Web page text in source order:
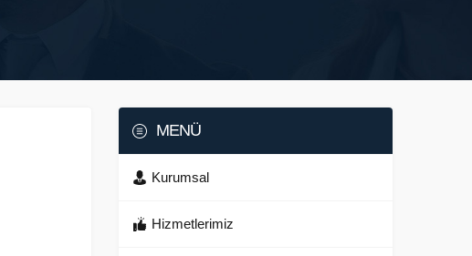
MENÜ
Kurumsal
Hizmetlerimiz